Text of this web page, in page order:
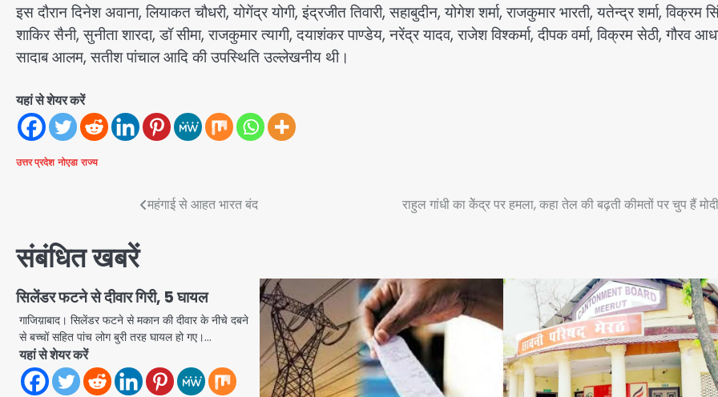
इस दौरान दिनेश अवाना, लियाकत चौधरी, योगेंद्र योगी, इंद्रजीत तिवारी, सहाबुदीन, योगेश शर्मा, राजकुमार भारती, यतेन्द्र शर्मा, विक्रम
शाकिर सैनी, सुनीता शारदा, डॉ सीमा, राजकुमार त्यागी, दयाशंकर पाण्डेय, नरेंद्र यादव, राजेश विश्कर्मा, दीपक वर्मा, विक्रम सेठी, गौरव
सादाब आलम, सतीश पांचाल आदि की उपस्थिति उल्लेखनीय थी।
यहां से शेयर करें
उत्तर प्रदेश नोएडा राज्य
navigation
महंगाई से आहत भारत बंद राहुल गांधी का केेंद्र पर हमला, कहा तेल की बढ़ती कीमतों पर चुप हैं मोदी
संबंधित खबरें
सिलेंडर फटने से दीवार गिरी, 5 घायल
गाजिय़ाबाद। सिलेंडर फटने से मकान की दीवार के नीचे दबने
से बच्चों सहित पांच लोग बुरी तरह घायल हो गए।…
यहां से शेयर करें